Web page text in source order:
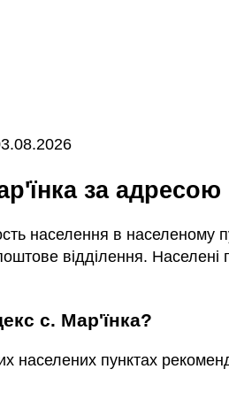
за адресою
населення в населеному
відділення. Населені
с. Мар'їнка?
населених пунктах